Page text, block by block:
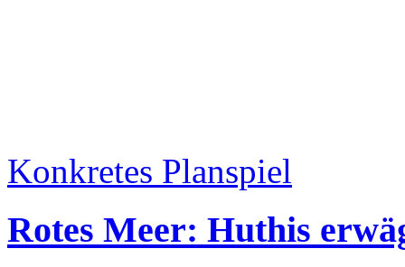
Konkretes Planspiel
Rotes Meer: Huthis